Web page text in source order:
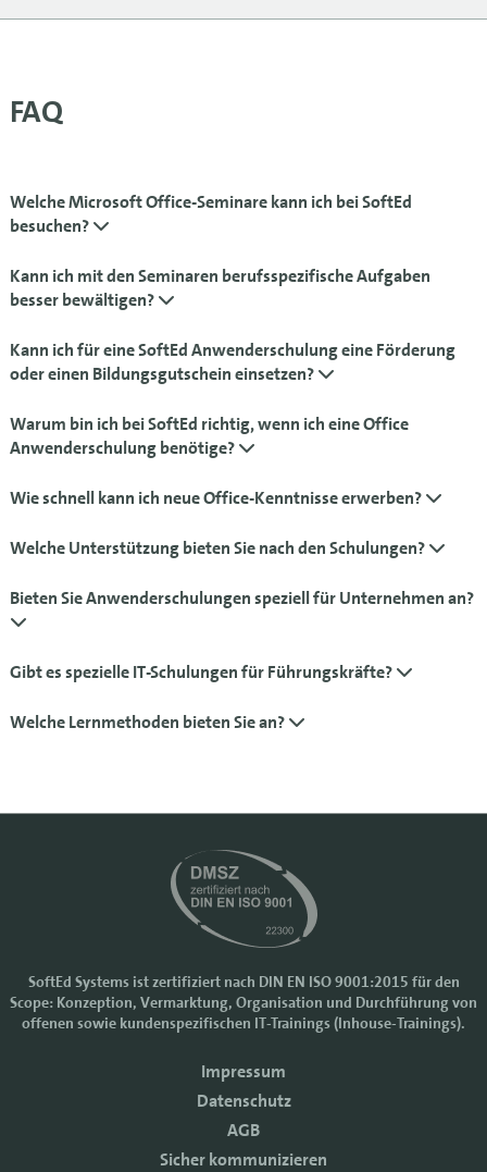
FAQ
Welche Microsoft Office-Seminare kann ich bei SoftEd
besuchen?
Kann ich mit den Seminaren berufsspezifische Aufgaben
besser bewältigen?
Kann ich für eine SoftEd Anwenderschulung eine Förderung
oder einen Bildungsgutschein einsetzen?
Warum bin ich bei SoftEd richtig, wenn ich eine Office
Anwenderschulung benötige?
Wie schnell kann ich neue Office-Kenntnisse erwerben?
Welche Unterstützung bieten Sie nach den Schulungen?
Bieten Sie Anwenderschulungen speziell für Unternehmen an?
Gibt es spezielle IT-Schulungen für Führungskräfte?
Welche Lernmethoden bieten Sie an?
SoftEd Systems ist zertifiziert nach DIN EN ISO 9001:2015 für den
Scope: Konzeption, Vermarktung, Organisation und Durchführung von
offenen sowie kundenspezifischen IT-Trainings (Inhouse-Trainings).
Impressum
Datenschutz
AGB
Sicher kommunizieren
Cookie-Einstellungen
verbessern. Manche Cookies sind notwendig, damit unsere Website
funktioniert. Mit anderen Cookies können wir die Zugriffe auf die
Mit einem Klick auf "Zustimmen" akzeptieren sie diese Verarbeitung
und auch die Weitergabe Ihrer Daten an Drittanbieter. Die Daten